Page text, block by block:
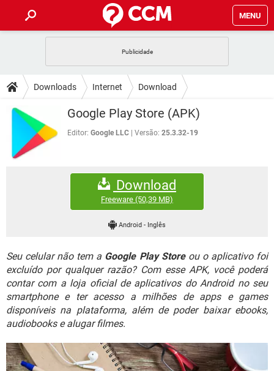
MENU
CELULAR FACEBOOK
OUTLOOK EXCEL
INSTAGRAM GMAIL
GUIA DE COMPRAS
DICAS
JOGOS WHATSAPP
CELULAR FACEBOOK
OUTLOOK
DOWNLOADS
JOGOS WHATSAPP
CELULAR
EXCEL
GMAIL
FÓRUM
FACEBOOK
EXCEL
GMAIL
WHATSAPP
INSTAGRAM GMAIL
GUIA DE COMPRAS
Downloads Internet Download
Google Play Store (APK)
Editor: Google LLC Versão: 25.3.32-19
Download
Freeware (50,39 MB)
Android- Inglês
Seu celular não tem a Google Play Storeou o aplicativo foi
excluído por qualquer razão? Com esse APK, você poderá
contar com a loja oficial de aplicativos do Android no seu
smartphone e ter acesso a milhões de apps e games
disponíveis na plataforma, além de poder baixar ebooks,
audiobooks e alugar filmes.